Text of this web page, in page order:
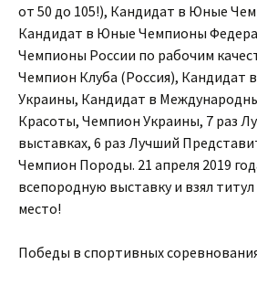
от 50 до 105!), Кандидат в Юные
Кандидат в Юные Чемпионы
Чемпионы России по рабочим
Чемпион Клуба (Россия), Кандидат
Украины, Кандидат в
Красоты, Чемпион Украины, 7 раз
выставках, 6 раз Лучший
Чемпион Породы. 21 апреля 2019
всепородную выставку и взял
место!
Победы в спортивных